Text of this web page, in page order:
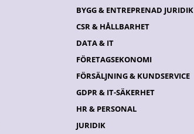
BYGG & ENTREPRENAD JURIDIK
CSR & HÅLLBARHET
DATA & IT
FÖRETAGSEKONOMI
FÖRSÄLJNING & KUNDSERVICE
GDPR & IT-SÄKERHET
HR & PERSONAL
JURIDIK